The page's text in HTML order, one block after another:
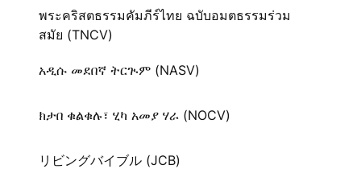
พระคริสตธรรมคัมภีร์ไทย ฉบับอมตธรรมร่วม
สมัย (TNCV)
አዲሱ መደበኛ ትርጒም (NASV)
ክታበ ቁልቁሉ፣ ሂካ አመያ ሃራ (NOCV)
リビングバイブル (JCB)